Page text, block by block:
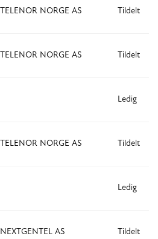
TELENOR NORGE AS Tildelt
TELENOR NORGE AS Tildelt
Ledig
TELENOR NORGE AS Tildelt
Ledig
NEXTGENTEL AS Tildelt